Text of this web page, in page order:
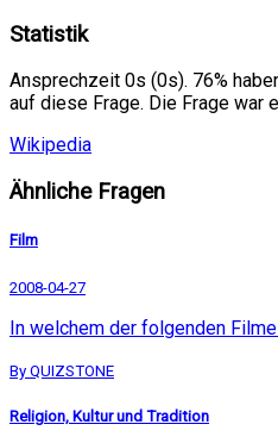
Statistik
Ansprechzeit 0s (0s). 76%
auf diese Frage. Die Frage war
Wikipedia
Ähnliche Fragen
Film
2008-04-27
In welchem der folgenden
By QUIZSTONE
Religion, Kultur und Tradition